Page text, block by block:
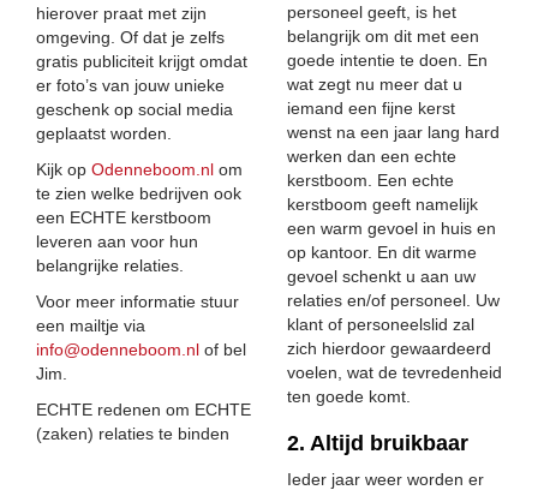
hierover praat met zijn
omgeving. Of dat je zelfs
gratis publiciteit krijgt omdat
er foto’s van jouw unieke
geschenk op social media
geplaatst worden.
Kijk op Odenneboom.nl om
te zien welke bedrijven ook
een ECHTE kerstboom
leveren aan voor hun
belangrijke relaties.
Voor meer informatie stuur
een mailtje via
info@odenneboom.nl of bel
Jim.
ECHTE redenen om ECHTE
(zaken) relaties te binden
personeel geeft, is het
belangrijk om dit met een
goede intentie te doen. En
wat zegt nu meer dat u
iemand een fijne kerst
wenst na een jaar lang hard
werken dan een echte
kerstboom. Een echte
kerstboom geeft namelijk
een warm gevoel in huis en
op kantoor. En dit warme
gevoel schenkt u aan uw
relaties en/of personeel. Uw
klant of personeelslid zal
zich hierdoor gewaardeerd
voelen, wat de tevredenheid
ten goede komt.
2. Altijd bruikbaar
Ieder jaar weer worden er